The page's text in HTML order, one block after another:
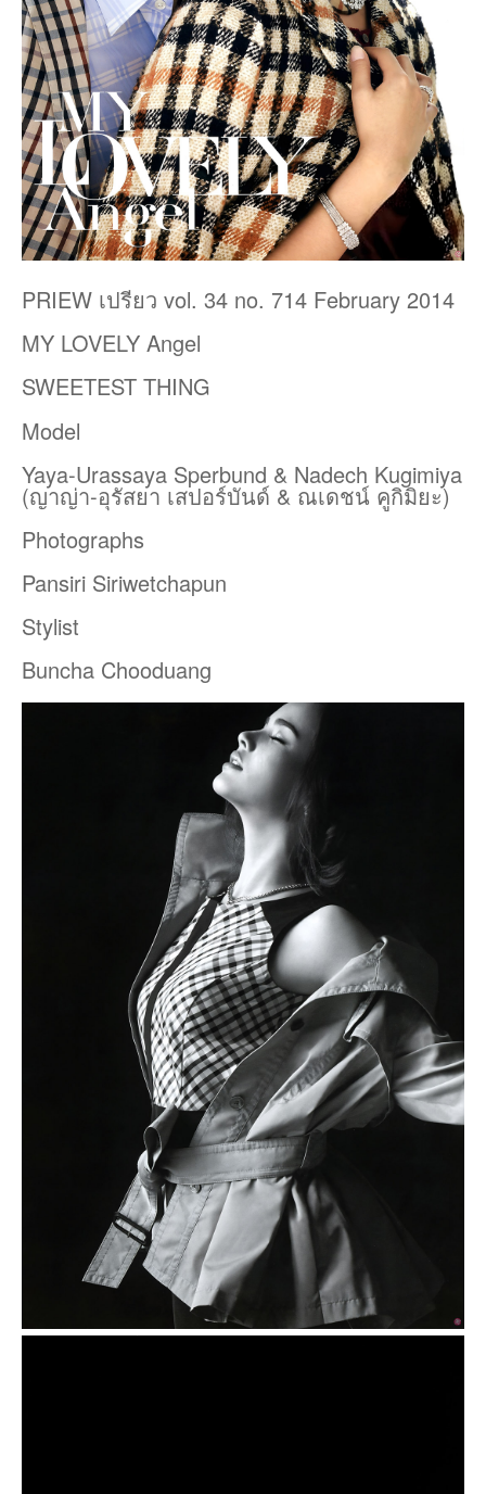
PRIEW เปรียว vol. 34 no. 714 February 2014
MY LOVELY Angel
SWEETEST THING
Model
Yaya-Urassaya Sperbund & Nadech Kugimiya
(ญาญ่า-อุรัสยา เสปอร์บันด์ & ณเดชน์ คูกิมิยะ)
Photographs
Pansiri Siriwetchapun
Stylist
Buncha Chooduang